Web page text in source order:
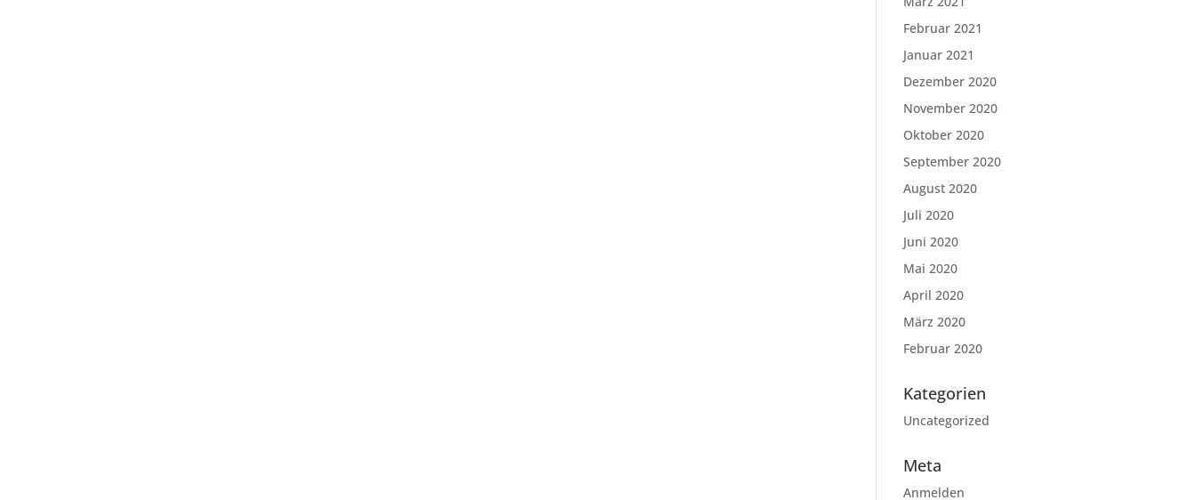
Februar 2021
Januar 2021
Dezember 2020
November 2020
Oktober 2020
September 2020
August 2020
Juli 2020
Juni 2020
Mai 2020
April 2020
März 2020
Februar 2020
Kategorien
Uncategorized
Meta
Anmelden